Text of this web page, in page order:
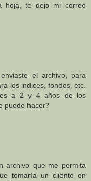
hoja, te dejo mi correo
el archivo, para
los indices, fondos, etc.
a 2 y 4 años de los
puede hacer?
archivo que me permita
tomaría un cliente en